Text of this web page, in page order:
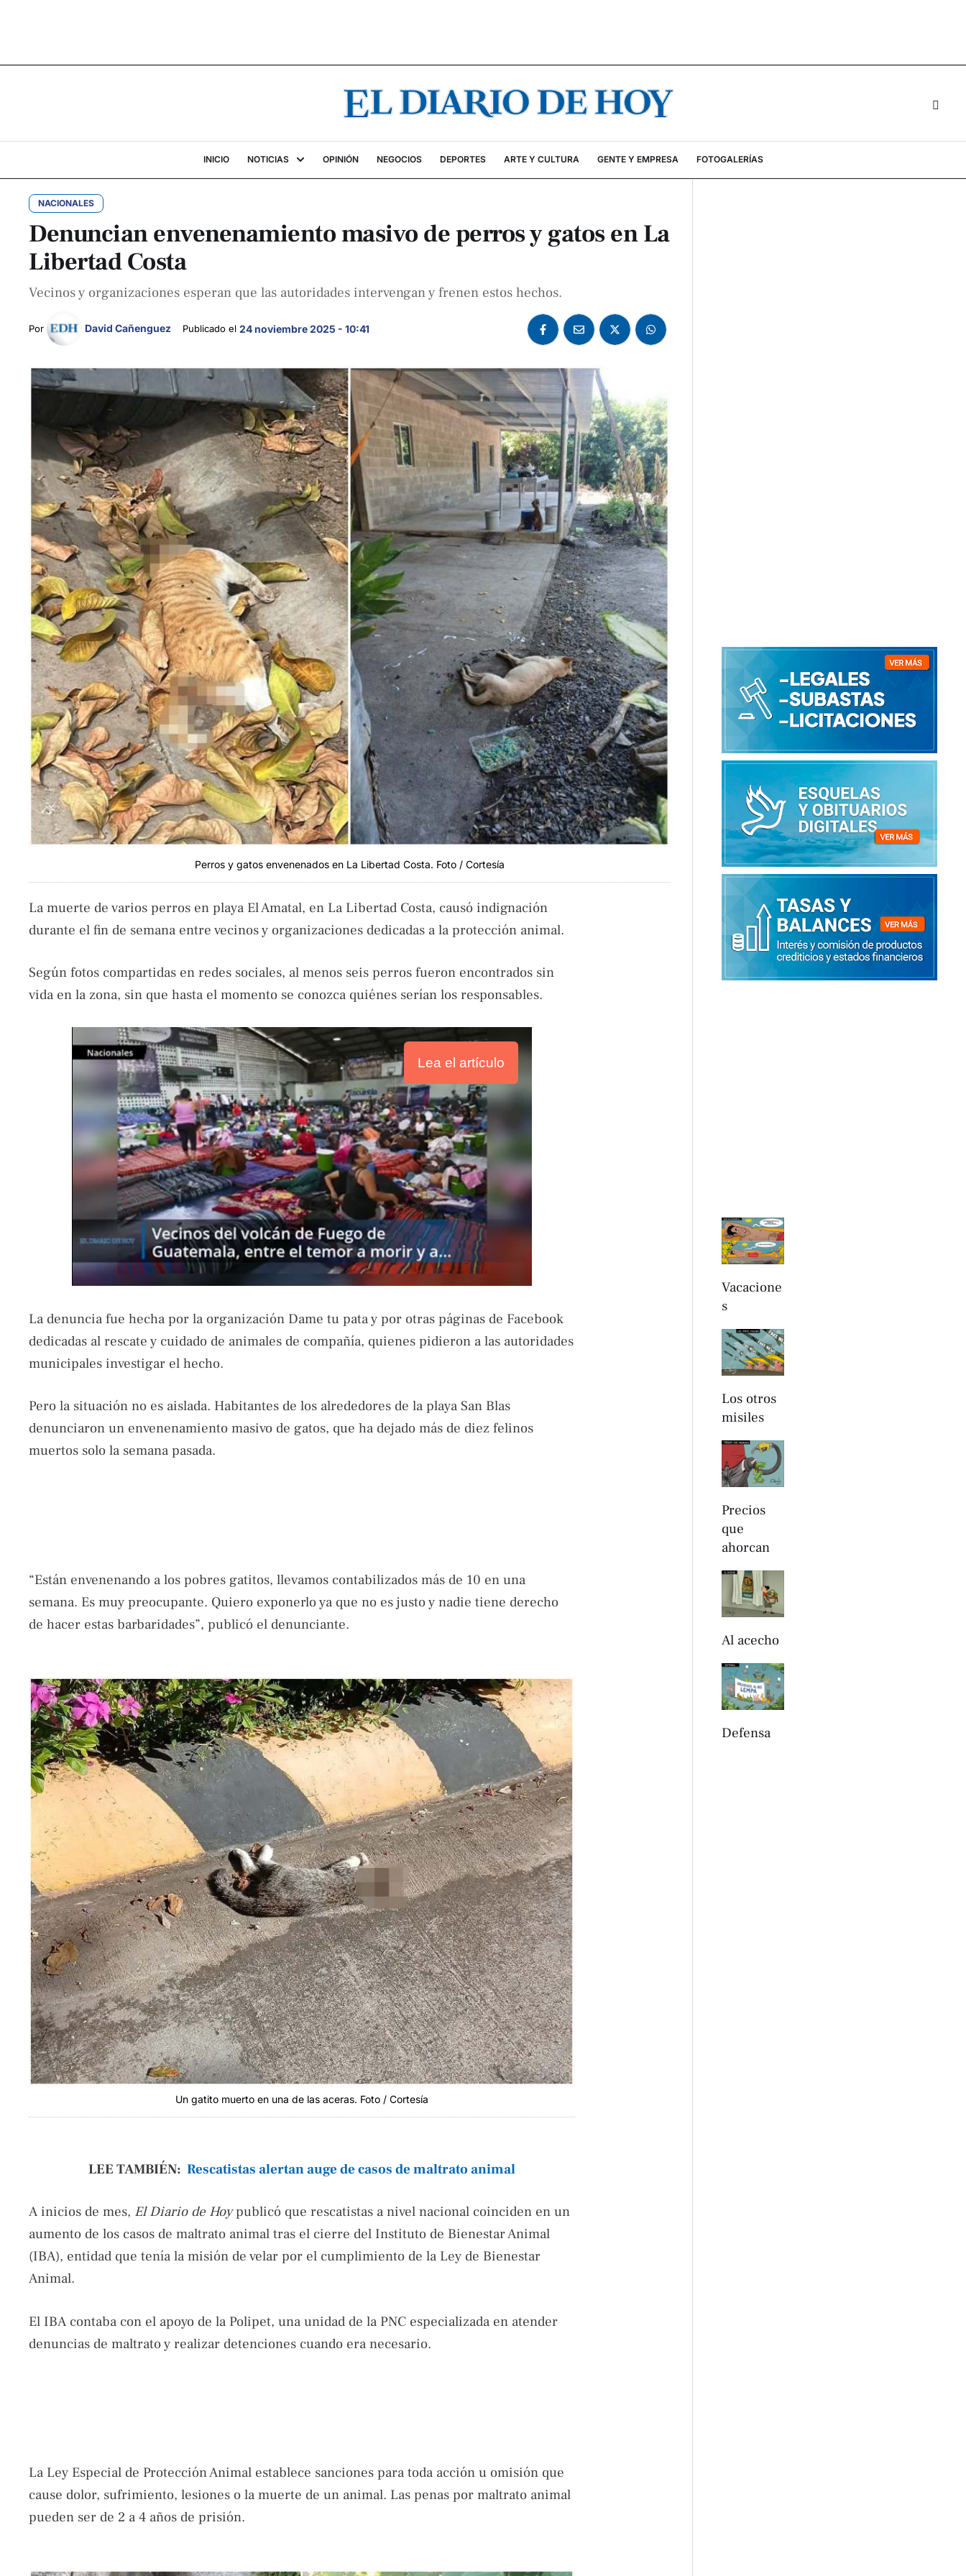
INICIO NOTICIAS OPINIÓN NEGOCIOS DEPORTES ARTE Y CULTURA GENTE Y EMPRESA FOTOGALERÍAS
NACIONALES
Denuncian envenenamiento masivo de perros y gatos en La
Libertad Costa
Vecinos y organizaciones esperan que las autoridades intervengan y frenen estos hechos.
Por David Cañenguez Publicado el 24 noviembre 2025 - 10:41
Perros y gatos envenenados en La Libertad Costa. Foto / Cortesía
La muerte de varios perros en playa El Amatal, en La Libertad Costa, causó indignación
durante el fin de semana entre vecinos y organizaciones dedicadas a la protección animal.
Según fotos compartidas en redes sociales, al menos seis perros fueron encontrados sin
vida en la zona, sin que hasta el momento se conozca quiénes serían los responsables.
Lea el artículo
La denuncia fue hecha por la organización Dame tu pata y por otras páginas de Facebook
dedicadas al rescate y cuidado de animales de compañía, quienes pidieron a las autoridades
municipales investigar el hecho.
Pero la situación no es aislada. Habitantes de los alrededores de la playa San Blas
denunciaron un envenenamiento masivo de gatos, que ha dejado más de diez felinos
muertos solo la semana pasada.
“Están envenenando a los pobres gatitos, llevamos contabilizados más de 10 en una
semana. Es muy preocupante. Quiero exponerlo ya que no es justo y nadie tiene derecho
de hacer estas barbaridades”, publicó el denunciante.
Un gatito muerto en una de las aceras. Foto / Cortesía
LEE TAMBIÉN: Rescatistas alertan auge de casos de maltrato animal
A inicios de mes, El Diario de Hoypublicó que rescatistas a nivel nacional coinciden en un
aumento de los casos de maltrato animal tras el cierre del Instituto de Bienestar Animal
(IBA), entidad que tenía la misión de velar por el cumplimiento de la Ley de Bienestar
Animal.
El IBA contaba con el apoyo de la Polipet, una unidad de la PNC especializada en atender
denuncias de maltrato y realizar detenciones cuando era necesario.
La Ley Especial de Protección Animal establece sanciones para toda acción u omisión que
cause dolor, sufrimiento, lesiones o la muerte de un animal. Las penas por maltrato animal
pueden ser de 2 a 4 años de prisión.
Vacacione
s
Los otros
misiles
Precios
que
ahorcan
Al acecho
Defensa